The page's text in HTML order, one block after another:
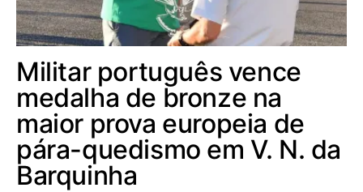
Militar português vence
medalha de bronze na
maior prova europeia de
pára-quedismo em V. N. da
Barquinha